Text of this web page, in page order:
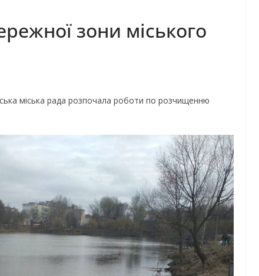
зони міського
міська рада розпочала роботи по розчищенню